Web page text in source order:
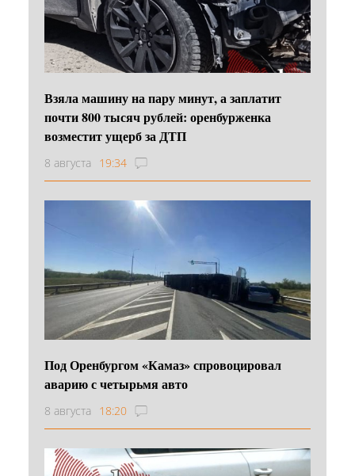
Взяла машину на пару минут, а заплатит
почти 800 тысяч рублей: оренбурженка
возместит ущерб за ДТП
8 августа 19:34
Под Оренбургом «Камаз» спровоцировал
аварию с четырьмя авто
8 августа 18:20